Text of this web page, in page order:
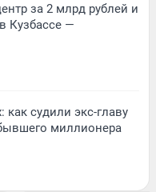
за 2 млрд рублей и
Кузбассе —
как судили экс-главу
миллионера